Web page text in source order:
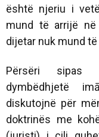
është njeriu i
mund të arrijë
dijetar nuk mund
Përsëri sipas
dymbëdhjetë
diskutojnë për
doktrinës me